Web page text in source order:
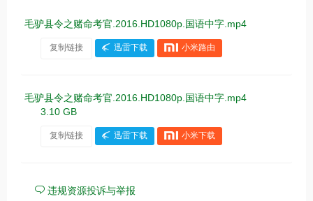
毛驴县令之赌命考官.2016.HD1080p.国语中字.mp4
复制链接 迅雷下载 小米路由
毛驴县令之赌命考官.2016.HD1080p.国语中字.mp4
3.10 GB
复制链接 迅雷下载 小米下载
违规资源投诉与举报